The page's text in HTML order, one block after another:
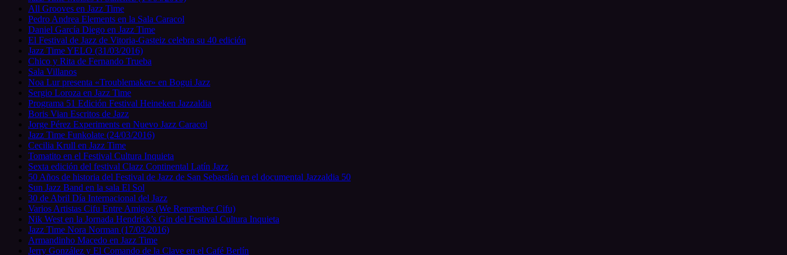
All Grooves en Jazz Time
Pedro Andrea Elements en la Sala Caracol
Daniel García Diego en Jazz Time
El Festival de Jazz de Vitoria-Gasteiz celebra su 40 edición
Jazz Time YELO (31/03/2016)
Chico y Rita de Fernando Trueba
Sala Villanos
Noa Lur presenta «Troublemaker» en Bogui Jazz
Sergio Loroza en Jazz Time
Programa 51 Edición Festival Heineken Jazzaldia
Boris Vian Escritos de Jazz
Jorge Pérez Experiments en Nuevo Jazz Caracol
Jazz Time Funkolate (24/03/2016)
Cecilia Krull en Jazz Time
Tomatito en el Festival Cultura Inquieta
Sexta edición del festival Clazz Continental Latín Jazz
50 Años de historia del Festival de Jazz de San Sebastián en el documental Jazzaldia 50
Sun Jazz Band en la sala El Sol
30 de Abril Día Internacional del Jazz
Varios Artistas Cifu Entre Amigos (We Remember Cifu)
Nik West en la Jornada Hendrick’s Gin del Festival Cultura Inquieta
Jazz Time Nora Norman (17/03/2016)
Armandinho Macedo en Jazz Time
Jerry González y El Comando de la Clave en el Café Berlín